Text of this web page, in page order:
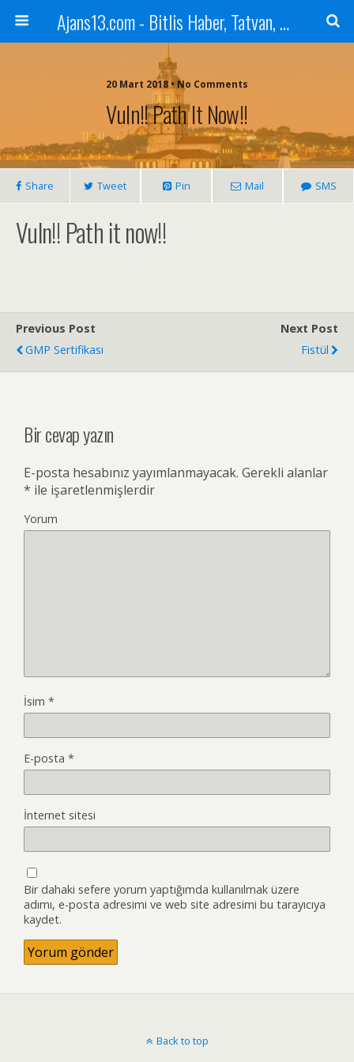
Ajans13.com - Bitlis Haber, Tatvan, Ahlat, Adilcevaz, Mutki, Hizan, Güroymak, Gazete, Ajans, 13, Haber
20 Mart 2018 • No Comments
Vuln!! Path It Now!!
Share Tweet Pin Mail SMS
Vuln!! Path it now!!
Previous Post
GMP Sertifikası
Next Post
Fistül
Bir cevap yazın
E-posta hesabınız yayımlanmayacak. Gerekli alanlar
* ile işaretlenmişlerdir
Yorum
İsim *
E-posta *
İnternet sitesi
Bir dahaki sefere yorum yaptığımda kullanılmak üzere
adımı, e-posta adresimi ve web site adresimi bu tarayıcıya
kaydet.
Back to top